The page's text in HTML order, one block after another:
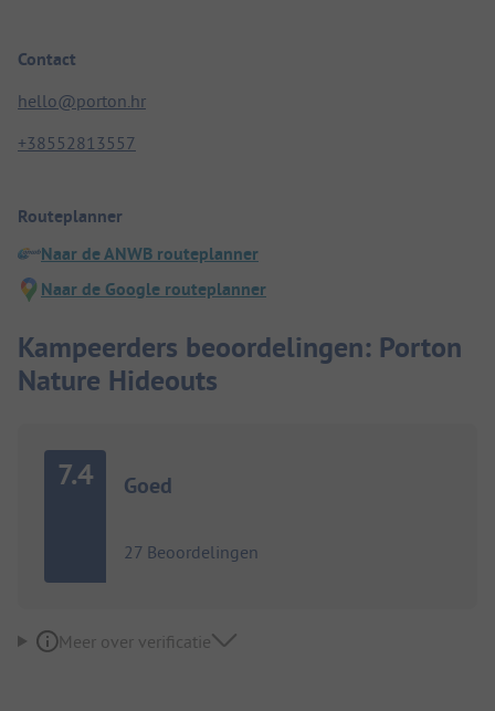
Contact
hello@porton.hr
+38552813557
Routeplanner
Naar de ANWB routeplanner
Naar de Google routeplanner
Kampeerders beoordelingen: Porton
Nature Hideouts
7.4 Goed
27 Beoordelingen
Meer over verificatie